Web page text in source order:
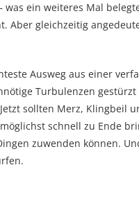
ein weiteres Mal
Aber gleichzeitig
Ausweg aus einer
Turbulenzen
sollten Merz, Klingbeil
schnell zu Ende
zuwenden können.